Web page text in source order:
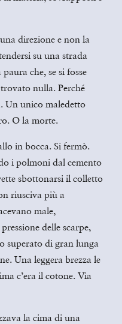
direzione e non la
su una strada
che, se si fosse
nulla. Perché
Un unico maledetto
O la morte.
in bocca. Si fermò.
i polmoni dal cemento
sbottonarsi il colletto
riusciva più a
male,
delle scarpe,
superato di gran lunga
Una leggera brezza le
c’era il cotone. Via
la cima di una